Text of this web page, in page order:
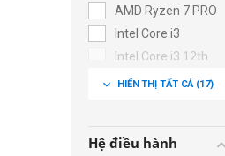
AMD Ryzen 7 PRO
Intel Core i3
Intel Core i3 12th
Intel Core i5 12th
Intel Core i7 11th
expand_more HIỂN THỊ TẤT CẢ (17)
Hệ điều hành